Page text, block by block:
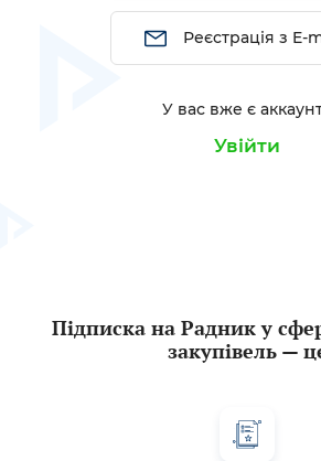
Реєстрація з E-
У вас вже є
Увійти
Підписка на Радник у
закупівель —